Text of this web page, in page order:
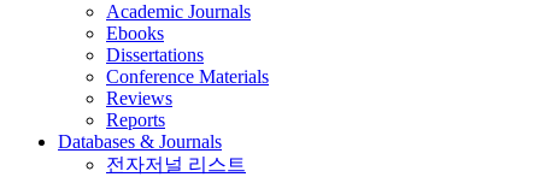
Academic Journals
Ebooks
Dissertations
Conference Materials
Reviews
Reports
Databases & Journals
전자저널 리스트